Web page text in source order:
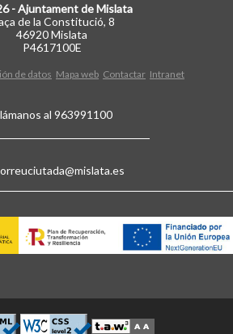
- Ajuntament de Mislata
de la Constitució, 8
46920 Mislata
P4617100E
de datos Mapa web Contactar Intranet
al 963991100